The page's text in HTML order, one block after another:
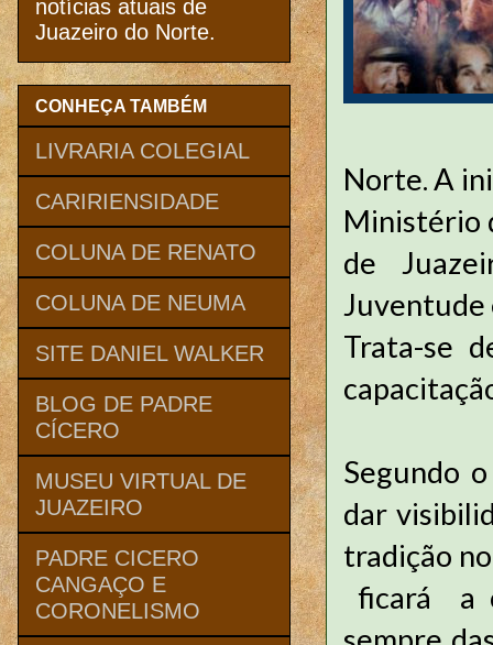
Norte. A
Ministério
de
Juventude
Trata-se
Segundo
dar
tradição
ficará a
notícias atuais de
Juazeiro do Norte.
CONHEÇA TAMBÉM
LIVRARIA COLEGIAL
CARIRIENSIDADE
COLUNA DE RENATO
COLUNA DE NEUMA
SITE DANIEL WALKER
BLOG DE PADRE
CÍCERO
MUSEU VIRTUAL DE
JUAZEIRO
PADRE CICERO
CANGAÇO E
CORONELISMO